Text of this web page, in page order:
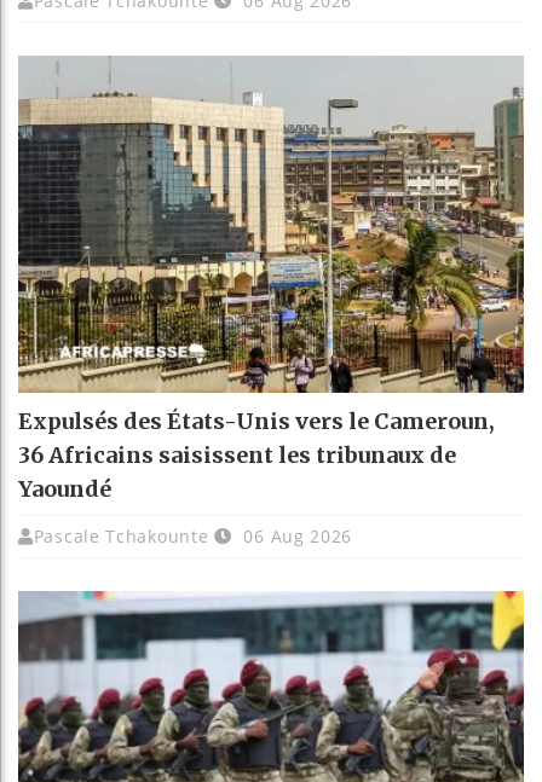
Expulsés des États-Unis vers le Cameroun,
36 Africains saisissent les tribunaux de
Yaoundé
Pascale Tchakounte 06 Aug 2026